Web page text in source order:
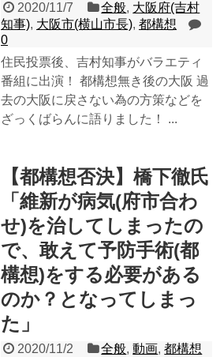
2020/11/7 全般, 大阪府(吉村
知事), 大阪市(横山市長), 都構想
0
住民投票後、吉村知事がバラエティ
番組に出演！ 都構想無き後の大阪 過
去の大阪に戻さない為の方策などを
ざっくばらんに語りました！ ...
【都構想否決】橋下徹氏
「維新が病気(府市合わ
せ)を治してしまったの
で、敢えて予防手術(都
構想)をする必要がある
のか？となってしまっ
た」
2020/11/2 全般,動画,都構想